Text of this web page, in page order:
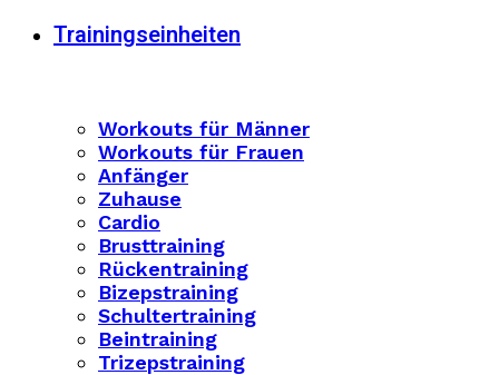
Trainingseinheiten
Workouts für Männer
Workouts für Frauen
Anfänger
Zuhause
Cardio
Brusttraining
Rückentraining
Bizepstraining
Schultertraining
Beintraining
Trizepstraining